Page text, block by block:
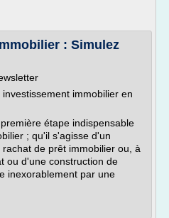
: Simulez
immobilier en
étape indispensable
; qu'il s'agisse d'un
de prêt immobilier ou, à
ou d'une construction de
inexorablement par une